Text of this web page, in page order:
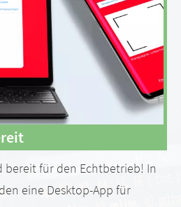
bereit für den Echtbetrieb! In
eine Desktop-App für